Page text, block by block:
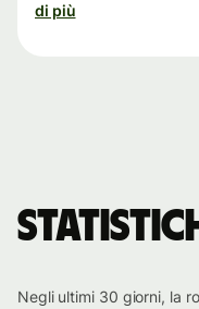
di più
Negli ultimi 30 giorni, la